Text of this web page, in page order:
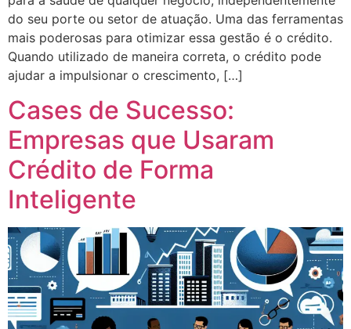
do seu porte ou setor de atuação. Uma das ferramentas
mais poderosas para otimizar essa gestão é o crédito.
Quando utilizado de maneira correta, o crédito pode
ajudar a impulsionar o crescimento, […]
Cases de Sucesso:
Empresas que Usaram
Crédito de Forma
Inteligente